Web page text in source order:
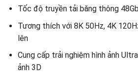
Tốc độ truyền tải băng thông
Tương thích với 8K 50Hz, 4K
lên
Cung cấp trải nghiệm hình ảnh
ảnh 3D